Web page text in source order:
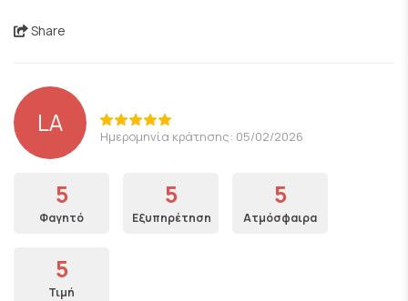
Share
LA Ημερομηνία κράτησης: 05/02/2026
5
Φαγητό
5
Εξυπηρέτηση
5
Ατμόσφαιρα
5
Τιμή